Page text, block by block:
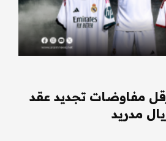
مفاوضات تجديد عقد
مدريد